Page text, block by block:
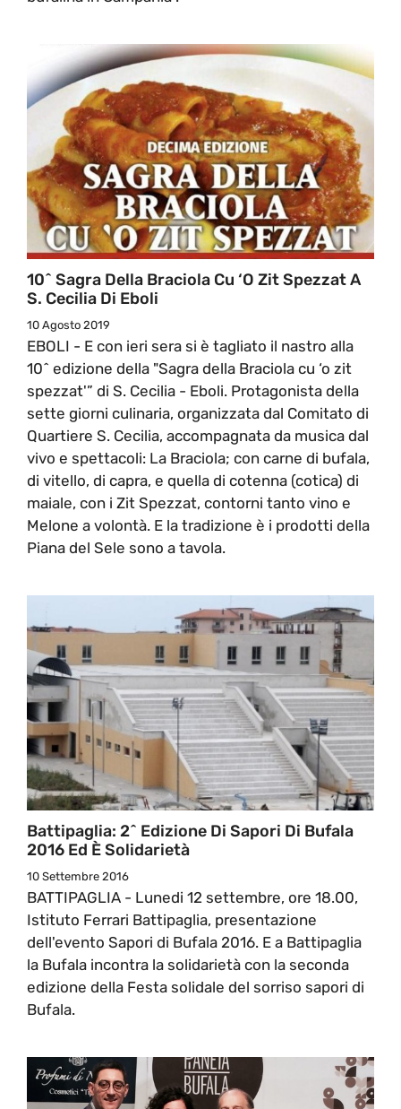
10^ Sagra Della Braciola Cu ‘o Zit Spezzat A
S. Cecilia Di Eboli
10 Agosto 2019
EBOLI - E con ieri sera si è tagliato il nastro alla
10^ edizione della "Sagra della Braciola cu ‘o zit
spezzat'” di S. Cecilia - Eboli. Protagonista della
sette giorni culinaria, organizzata dal Comitato di
Quartiere S. Cecilia, accompagnata da musica dal
vivo e spettacoli: La Braciola; con carne di bufala,
di vitello, di capra, e quella di cotenna (cotica) di
maiale, con i Zit Spezzat, contorni tanto vino e
Melone a volontà. E la tradizione è i prodotti della
Piana del Sele sono a tavola.
Battipaglia: 2^ Edizione Di Sapori Di Bufala
2016 Ed È Solidarietà
10 Settembre 2016
BATTIPAGLIA - Lunedi 12 settembre, ore 18.00,
Istituto Ferrari Battipaglia, presentazione
dell'evento Sapori di Bufala 2016. E a Battipaglia
la Bufala incontra la solidarietà con la seconda
edizione della Festa solidale del sorriso sapori di
Bufala.